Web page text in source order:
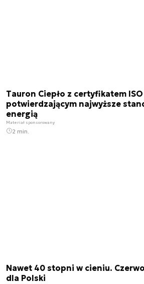
Tauron Ciepło z certyfikatem ISO
potwierdzającym najwyższe
energią
Materiał sponsorowany
2 min.
Nawet 40 stopni w cieniu.
dla Polski